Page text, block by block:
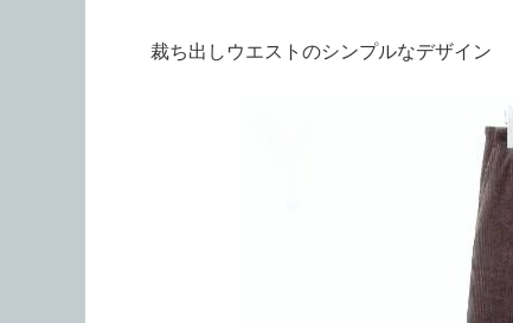
裁ち出しウエストのシンプルなデザイン